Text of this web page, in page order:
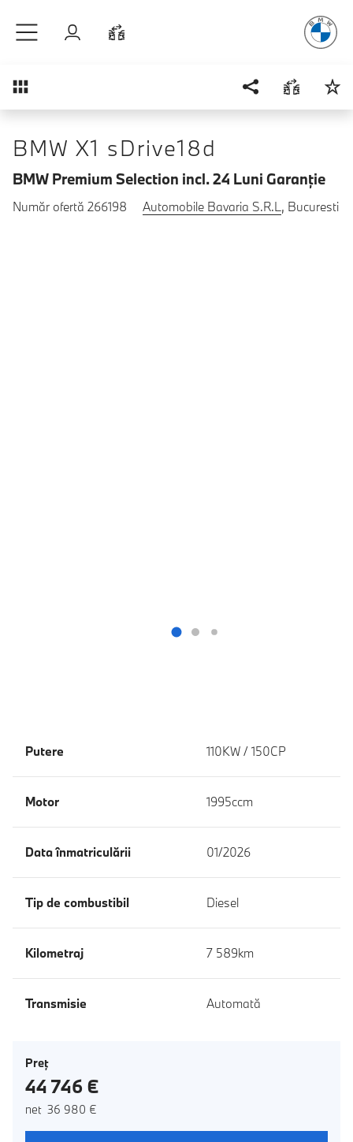
Autentificare
Prezentare generală
BMW X1 sDrive18d
BMW Premium Selection incl. 24 Luni Garanţie
Număr ofertă 266198 Automobile Bavaria S.R.L, Bucuresti
Putere 110KW / 150CP
Motor 1995ccm
Data înmatriculării 01/2026
Tip de combustibil Diesel
Kilometraj 7 589km
Transmisie Automată
Preţ
44 746 €
net 36 980 €